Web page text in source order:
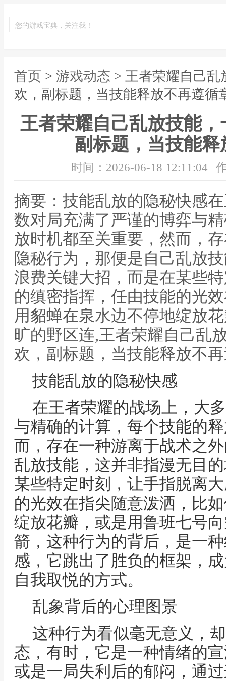
您的游戏宝典，关注我！
首页 > 游戏动态 > 王者荣耀自己
欢，副标题，当技能释放不再遵循
王者荣耀自己乱放技能
副标题，当技能
时间：2026-06-18 12:11:04
摘要：技能乱放的隐秘快感
数对局充满了严谨的博弈与
放时机都至关重要，然而，
隐秘行为，那便是自己乱放
浪费关键大招，而是在某些
的缜密指挥，任由技能的光
用貂蝉在泉水边不停地绽放
旷的野区连,王者荣耀自己乱
欢，副标题，当技能释放不
技能乱放的隐秘快感
在王者荣耀的战场上，大
与精确的计算，每个技能的
而，存在一种游离于战术之
乱放技能，这并非指漫无目
某些特定时刻，让手指脱离
的光效在指尖随意泼洒，比
绽放花瓣，或是用鲁班七号
箭，这种行为的背后，是一
感，它跳出了胜负的框架，
自我取悦的方式。
乱象背后的心理图景
这种行为看似毫无意义，
态，有时，它是一种情绪的
或是一局失利后的郁闷，通